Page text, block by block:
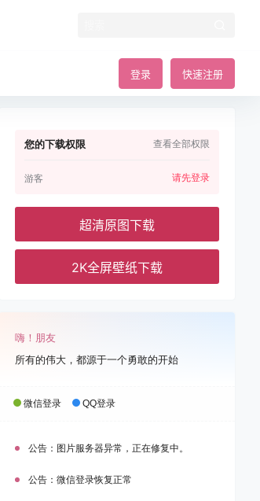
登录 快速注册
您的下载权限 查看全部权限
游客 请先登录
超清原图下载
2K全屏壁纸下载
嗨！朋友
所有的伟大，都源于一个勇敢的开始
微信登录 QQ登录
公告： 图片服务器异常，正在修复中。
公告： 微信登录恢复正常